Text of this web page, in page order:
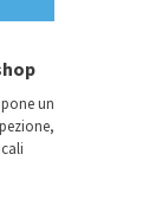
un